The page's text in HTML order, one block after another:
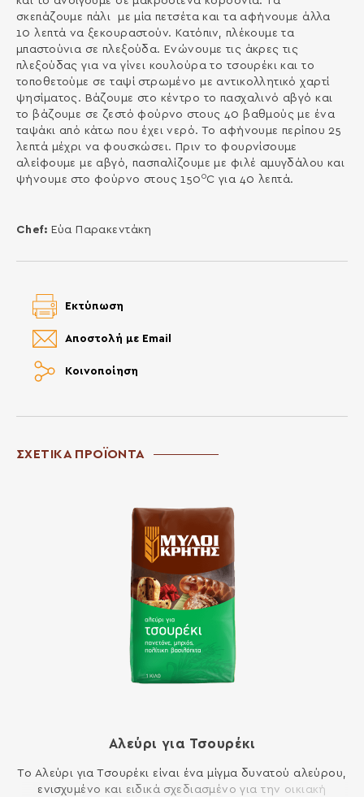
σκεπάζουμε πάλι με μία πετσέτα και τα αφήνουμε άλλα
10 λεπτά να ξεκουραστούν. Κατόπιν, πλέκουμε τα
μπαστούνια σε πλεξούδα. Ενώνουμε τις άκρες τις
πλεξούδας για να γίνει κουλούρα το τσουρέκι και το
τοποθετούμε σε ταψί στρωμένο με αντικολλητικό χαρτί
ψησίματος. Βάζουμε στο κέντρο το πασχαλινό αβγό και
το βάζουμε σε ζεστό φούρνο στους 40 βαθμούς με ένα
ταψάκι από κάτω που έχει νερό. Το αφήνουμε περίπου 25
λεπτά μέχρι να φουσκώσει. Πριν το φουρνίσουμε
αλείφουμε με αβγό, πασπαλίζουμε με φιλέ αμυγδάλου και
ψήνουμε στο φούρνο στους 150 0C για 40 λεπτά.
Chef: Εύα Παρακεντάκη
Κοινοποίηση
Αποστολή με Email
Εκτύπωση
ΣΧΕΤΙΚΑ ΠΡΟΪΟΝΤΑ
Αλεύρι για Τσουρέκι
Το Αλεύρι για Τσουρέκι είναι ένα μίγμα δυνατού αλεύρου,
ενισχυμένο και ειδικά σχεδιασμένο για την οικιακή